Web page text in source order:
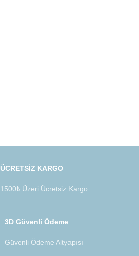
ÜCRETSİZ KARGO
1500₺ Üzeri Ücretsiz Kargo
3D Güvenli Ödeme
Güvenli Ödeme Altyapısı